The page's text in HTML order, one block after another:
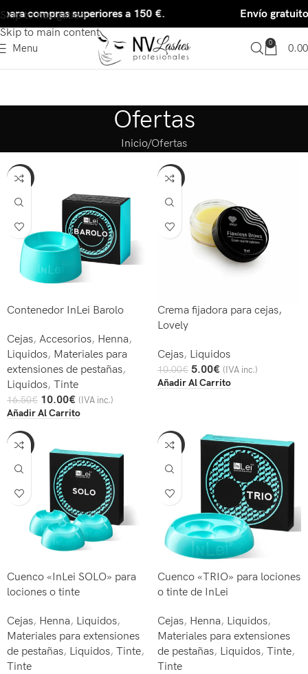
Skip to navigation
Skip to main content
compras superiores a 150 €. Envío gratuito
Menu 0 0.00
Ofertas
Inicio Ofertas
-39%
Contenedor InLei Barolo
Cejas, Accesorios, Henna,
Liquidos, Materiales para
extensiones de pestañas,
Liquidos, Tinte
16.50€ 10.00€ (IVA inc.)
Añadir Al Carrito
-50%
Crema fijadora para cejas,
Lovely
Cejas, Liquidos
10.00€ 5.00€ (IVA inc.)
Añadir Al Carrito
-38%
Cuenco «InLei SOLO» para
lociones o tinte
Cejas, Henna, Liquidos,
Materiales para extensiones
de pestañas, Liquidos, Tinte,
Tinte
-38%
Cuenco «TRIO» para lociones
o tinte de InLei
Cejas, Henna, Liquidos,
Materiales para extensiones
de pestañas, Liquidos, Tinte,
Tinte